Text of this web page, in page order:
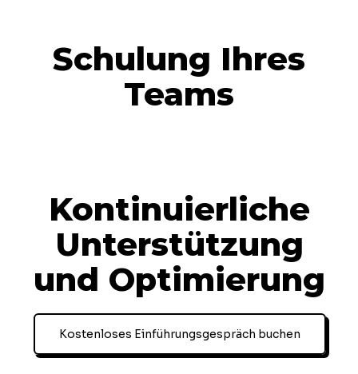
Schulung Ihres
Teams
Kontinuierliche
Unterstützung
und Optimierung
Kostenloses Einführungsgespräch buchen